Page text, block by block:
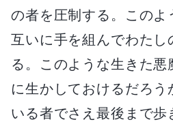
の者を圧制する。このよ
互いに手を組んでわたし
る。このような生きた
に生かしておけるだろ
いる者でさえ最後まで歩